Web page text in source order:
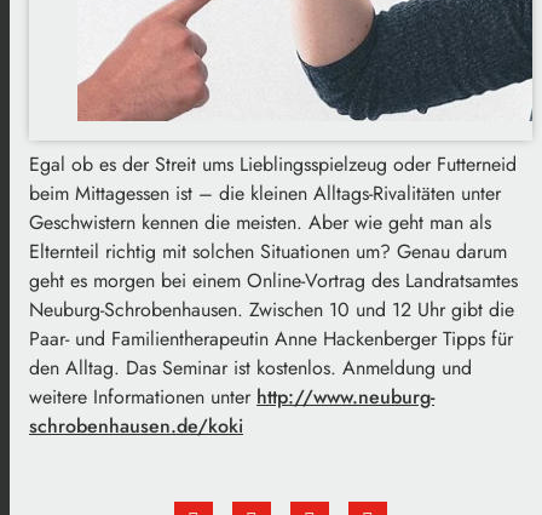
Egal ob es der Streit ums Lieblingsspielzeug oder Futterneid
beim Mittagessen ist – die kleinen Alltags-Rivalitäten unter
Geschwistern kennen die meisten. Aber wie geht man als
Elternteil richtig mit solchen Situationen um? Genau darum
geht es morgen bei einem Online-Vortrag des Landratsamtes
Neuburg-Schrobenhausen. Zwischen 10 und 12 Uhr gibt die
Paar- und Familientherapeutin Anne Hackenberger Tipps für
den Alltag. Das Seminar ist kostenlos. Anmeldung und
weitere Informationen unter http://www.neuburg-
schrobenhausen.de/koki